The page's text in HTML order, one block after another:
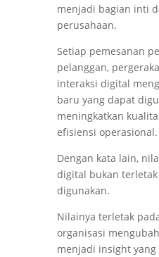
menjadi bagian inti
perusahaan.
Setiap pemesanan
pelanggan,
interaksi digital
baru yang dapat
meningkatkan
efisiensi operasional.
Dengan kata lain,
digital bukan
digunakan.
Nilainya terletak
organisasi
menjadi insight